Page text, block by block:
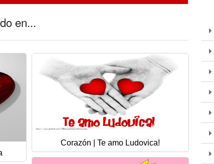
en...
Corazón | Te amo Ludovica!